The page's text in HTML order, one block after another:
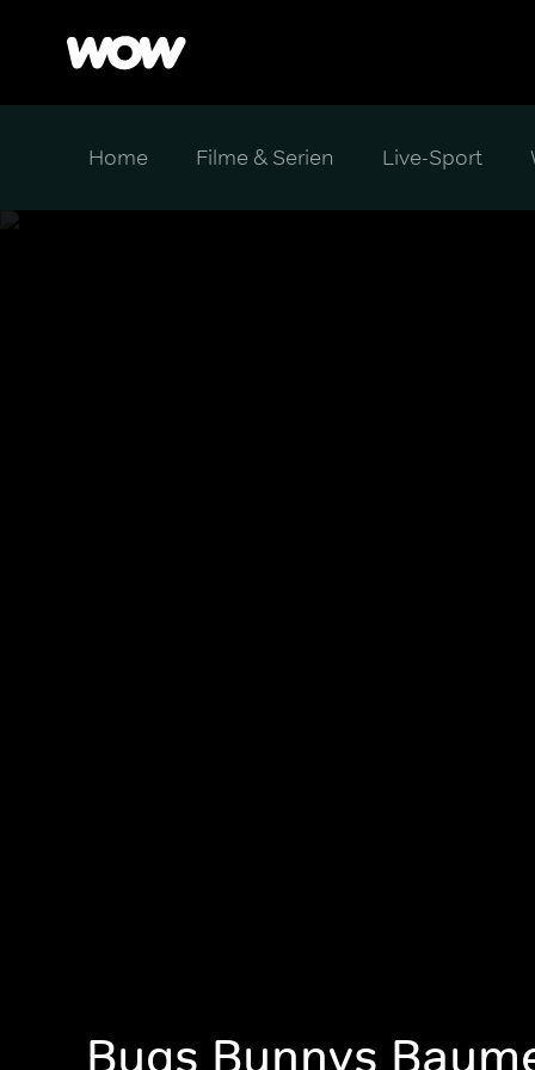
Home Filme & Serien Live-Sport
Bugs Bunnys